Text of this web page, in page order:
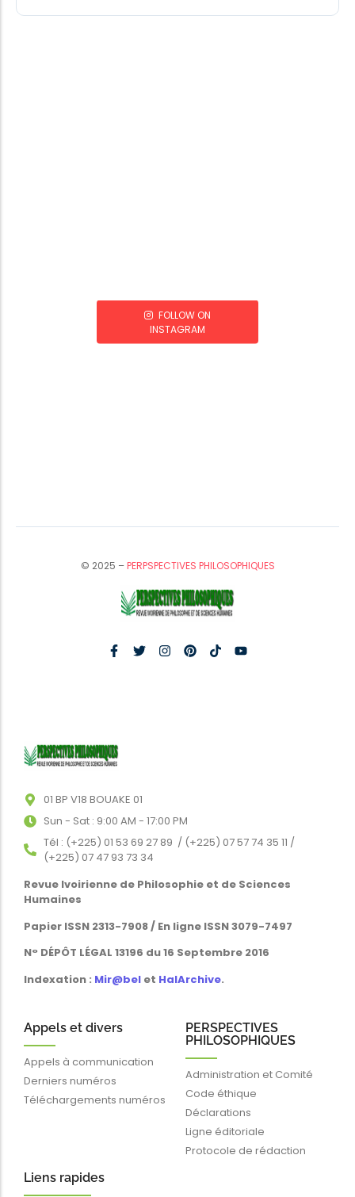
FOLLOW ON
INSTAGRAM
© 2025 –PERPSPECTIVES PHILOSOPHIQUES
01 BP V18 BOUAKE 01
Sun - Sat : 9:00 AM - 17:00 PM
Tél : (+225) 01 53 69 27 89 / (+225) 07 57 74 35 11 /
(+225) 07 47 93 73 34
Revue Ivoirienne de Philosophie et de Sciences
Humaines
Papier ISSN 2313-7908 / En ligne ISSN 3079-7497
N° DÉPÔT LÉGAL 13196 du 16 Septembre 2016
Indexation : Mir@bel et HalArchive.
Appels et divers
Appels à communication
Derniers numéros
Téléchargements numéros
PERSPECTIVES
PHILOSOPHIQUES
Administration et Comité
Code éthique
Déclarations
Ligne éditoriale
Protocole de rédaction
Liens rapides